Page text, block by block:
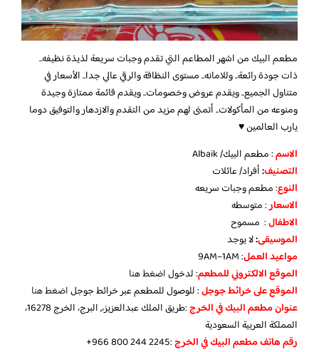
مطعم البيك من اشهر المطاعم التي تقدم وجبات سريعة لذيذة نظيفه..
ذات جودة رائعة.. وللامانه.. مستوى النظافة والرقي عالي جدا.. الأسعار في
متناول الجميع.. ويقدم عروض وخصومات.. ويقدم قائمة ممتازة وجيدة
ومنوعه من المأكولات.. أتمنى لهم مزيد من التقدم والازدهار والتوفيق دوما
يارب العالمين ♥
الاسم: مطعم البيك/ Albaik
التصنيف:أفراد/ عائلات
النوع: مطعم وجبات سريعه
الاسعار: متوسطه
الاطفال: مسموح
الموسيقى:لا يوجد
مواعيد العمل: 9AM–1AM
الموقع الالكتروني للمطعم: لدخولاضغط هنا
الموقع على خرائط جوجل: للوصول للمطعم عبر خرائط جوجلاضغط هنا
عنوان مطعم البيك في الخرج
:طريق الملك عبدالعزيز،, البرج، الخرج 16278،
المملكة العربية السعودية
رقم هاتف مطعم البيك في الخرج:‪+966 800 244 2245‬‏